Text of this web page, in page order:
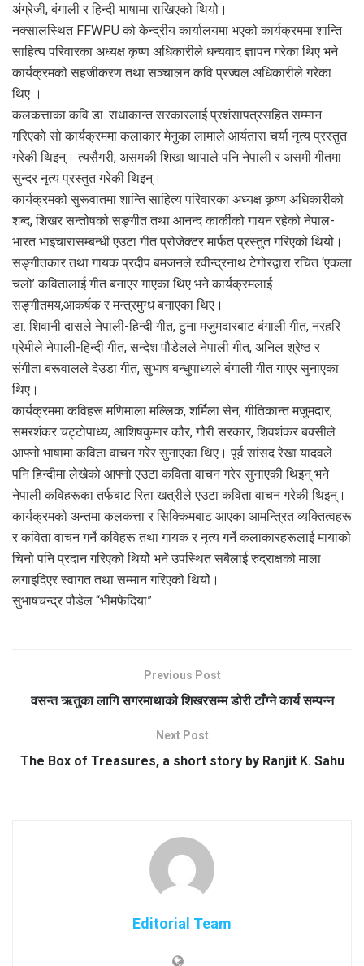
अंग्रेजी, बंगाली र हिन्दी भाषामा राखिएको थियोे।
नक्सालस्थित FFWPU को केन्द्रीय कार्यालयमा भएको कार्यक्रममा शान्ति
साहित्य परिवारका अध्यक्ष कृष्ण अधिकारीले धन्यवाद ज्ञापन गरेका थिए भने
कार्यक्रमको सहजीकरण तथा सञ्चालन कवि प्रज्वल अधिकारीले गरेका
थिए ।
कलकत्ताका कवि डा. राधाकान्त सरकारलाई प्रशंसापत्रसहित सम्मान
गरिएको सो कार्यक्रममा कलाकार मेनुका लामाले आर्यतारा चर्या नृत्य प्रस्तुत
गरेकी थिइन्। त्यसैगरी, असमकी शिखा थापाले पनि नेपाली र असमी गीतमा
सुन्दर नृत्य प्रस्तुत गरेकी थिइन्।
कार्यक्रमको सुरूवातमा शान्ति साहित्य परिवारका अध्यक्ष कृष्ण अधिकारीको
शब्द, शिखर सन्तोषको सङ्गीत तथा आनन्द कार्कीको गायन रहेको नेपाल-
भारत भाइचारासम्बन्धी एउटा गीत प्रोजेक्टर मार्फत प्रस्तुत गरिएको थियोे।
सङ्गीतकार तथा गायक प्रदीप बमजनले रवीन्द्रनाथ टेगोरद्वारा रचित ‘एकला
चलो’ कवितालाई गीत बनाएर गाएका थिए भने कार्यक्रमलाई
सङ्गीतमय,आकर्षक र मन्त्रमुग्ध बनाएका थिए।
डा. शिवानी दासले नेपाली-हिन्दी गीत, टुना मजुमदारबाट बंगाली गीत, नरहरि
प्रेमीले नेपाली-हिन्दी गीत, सन्देश पौडेलले नेपाली गीत, अनिल श्रेष्ठ र
संगीता बरूवालले देउडा गीत, सुभाष बन्धुपाध्यले बंगाली गीत गाएर सुनाएका
थिए।
कार्यक्रममा कविहरू मणिमाला मल्लिक, शर्मिला सेन, गीतिकान्त मजुमदार,
समरशंकर चट्टोपाध्य, आशिषकुमार कौर, गौरी सरकार, शिवशंकर बक्सीले
आफ्नो भाषामा कविता वाचन गरेर सुनाएका थिए। पूर्व सांसद रेखा यादवले
पनि हिन्दीमा लेखेको आफ्नो एउटा कविता वाचन गरेर सुनाएकी थिइन् भने
नेपाली कविहरूका तर्फबाट रिता खत्रीले एउटा कविता वाचन गरेकी थिइन्।
कार्यक्रमको अन्तमा कलकत्ता र सिक्किमबाट आएका आमन्त्रित व्यक्तित्वहरू
र कविता वाचन गर्ने कविहरू तथा गायक र नृत्य गर्ने कलाकारहरूलाई मायाको
चिनो पनि प्रदान गरिएको थियोे भने उपस्थित सबैलाई रुद्राक्षको माला
लगाइदिएर स्वागत तथा सम्मान गरिएको थियोे।
सुभाषचन्द्र पौडेल “भीमफेदिया”
Previous Post
वसन्त ऋतुका लागि सगरमाथाको शिखरसम्म डोरी टाँग्ने कार्य सम्पन्न
Next Post
The Box of Treasures, a short story by Ranjit K. Sahu
Editorial Team